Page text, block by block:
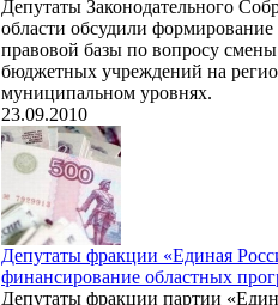
Депутаты Законодательного
области обсудили
правовой базы по вопросу смены
бюджетных учреждений на
муниципальном уровнях.
23.09.2010
Депутаты фракции «Единая
финансирование областных
Депутаты фракции партии